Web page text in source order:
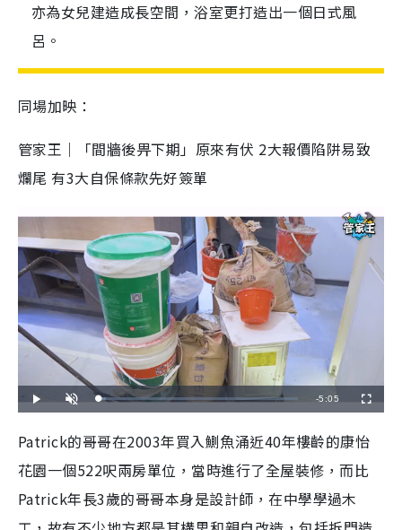
亦為女兒建造成長空間，浴室更打造出一個日式風
呂。
同場加映：
管家王｜「間牆後畀下期」原來有伏 2大報價陷阱易致
爛尾 有3大自保條款先好簽單
P
l
U
n
t
e
L
o
e
d
3
.
%
R
a
i
-5:05
u
s
c
e
e
Patrick的哥哥在2003年買入鰂魚涌近40年樓齡的康怡
花園一個522呎兩房單位，當時進行了全屋裝修，而比
Patrick年長3歲的哥哥本身是設計師，在中學學過木